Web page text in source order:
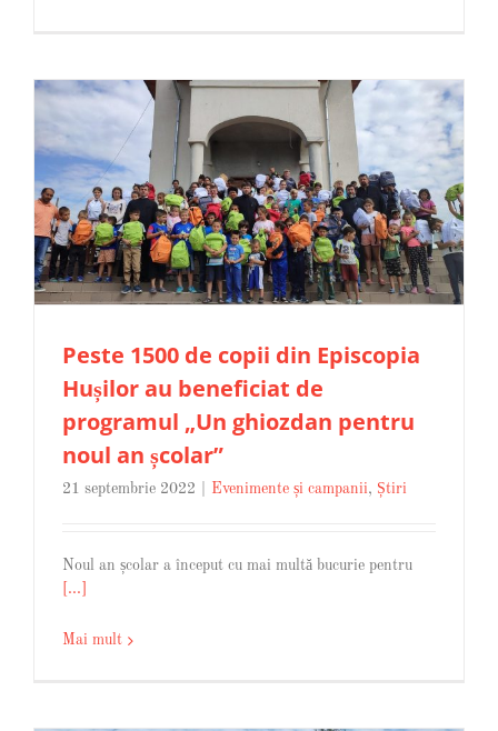
Peste 1500 de copii din Episcopia
Hușilor au beneficiat de
programul „Un ghiozdan pentru
noul an școlar”
21 septembrie 2022 Evenimente și campanii, Știri
Noul an școlar a început cu mai multă bucurie pentru
[...]
Mai mult